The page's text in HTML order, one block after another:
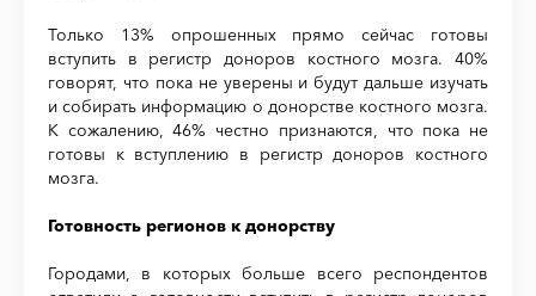
Только 13% опрошенных прямо сейчас готовы
вступить в регистр доноров костного мозга. 40%
говорят, что пока не уверены и будут дальше изучать
и собирать информацию о донорстве костного мозга.
К сожалению, 46% честно признаются, что пока не
готовы к вступлению в регистр доноров костного
мозга.
Готовность регионов к донорству
Городами, в которых больше всего респондентов